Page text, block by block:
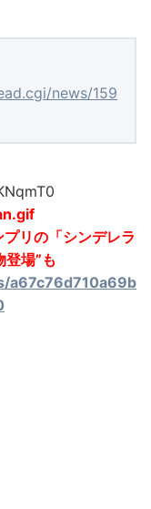
news/159
リの「シンデレラ
場”も
a67c76d710a69b